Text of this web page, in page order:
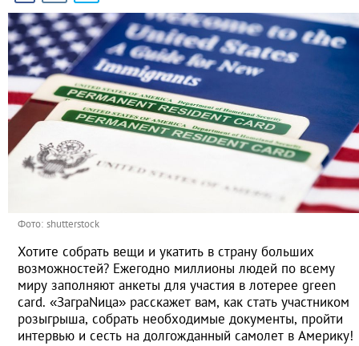
Фото: shutterstock
Хотите собрать вещи и укатить в страну больших
возможностей? Ежегодно миллионы людей по всему
миру заполняют анкеты для участия в лотерее green
card. «ЗаграNица» расскажет вам, как стать участником
розыгрыша, собрать необходимые документы, пройти
интервью и сесть на долгожданный самолет в Америку!